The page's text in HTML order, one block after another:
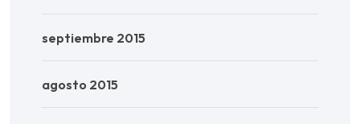
septiembre 2015
agosto 2015